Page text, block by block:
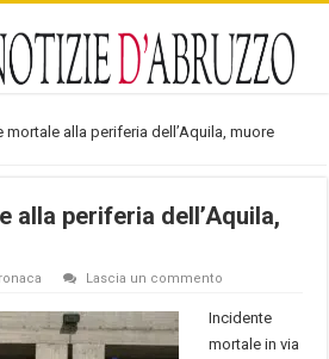
mortale alla periferia dell’Aquila, muore
alla periferia dell’Aquila,
Lascia un commento
Incidente
mortale in via